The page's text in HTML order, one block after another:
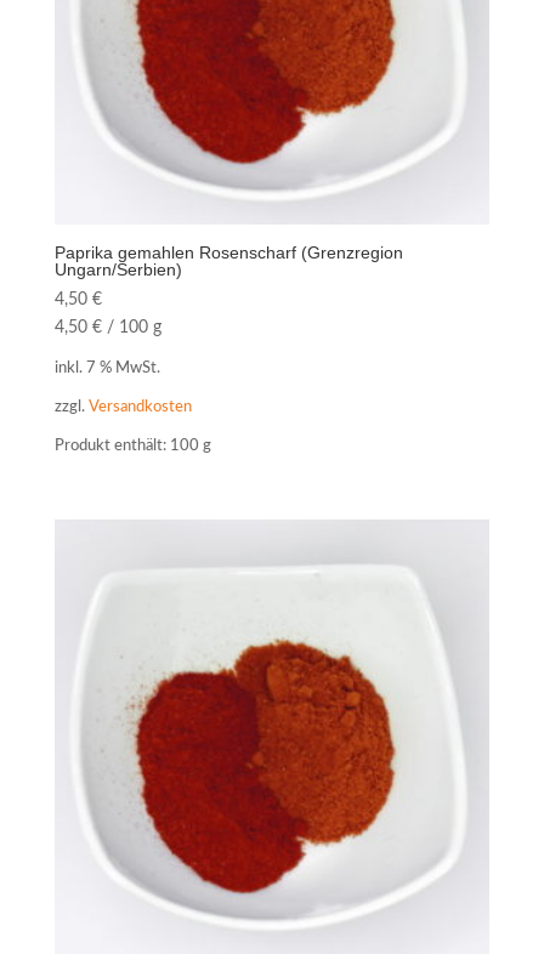
Paprika gemahlen Rosenscharf (Grenzregion
Ungarn/Serbien)
4,50 €
4,50 €/ 100 g
inkl. 7 % MwSt.
zzgl. Versandkosten
Produkt enthält: 100 g